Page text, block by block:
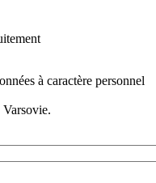
à caractère personnel